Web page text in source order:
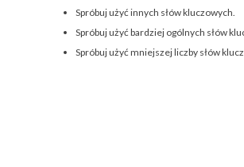
Spróbuj użyć innych słów kluczowych.
Spróbuj użyć bardziej ogólnych słów
Spróbuj użyć mniejszej liczby słów